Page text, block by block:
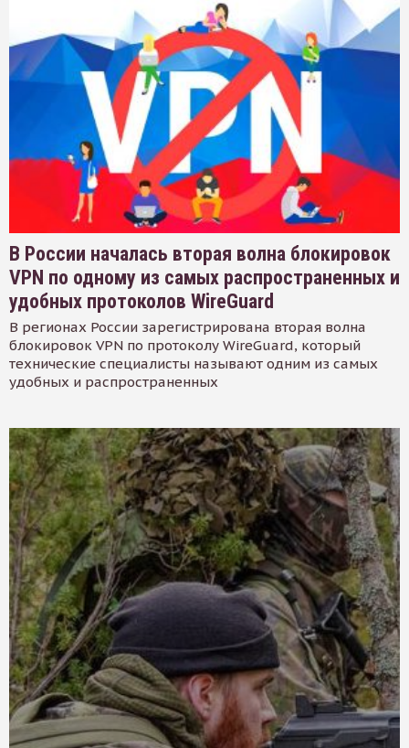
В России началась вторая волна блокировок
VPN по одному из самых распространенных и
удобных протоколов WireGuard
В регионах России зарегистрирована вторая волна
блокировок VPN по протоколу WireGuard, который
технические специалисты называют одним из самых
удобных и распространенных